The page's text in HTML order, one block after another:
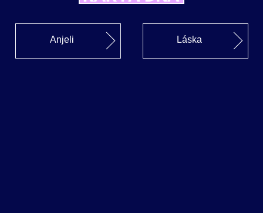
Anjeli Láska